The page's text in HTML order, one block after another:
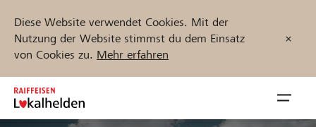
Diese Website verwendet Cookies. Mit der
Nutzung der Website stimmst du dem Einsatz
von Cookies zu. Mehr erfahren
Zum
Inhalt
springen
öffnen